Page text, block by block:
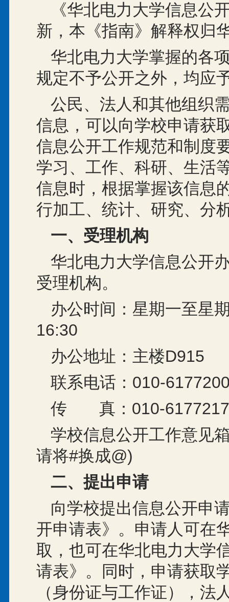
《华北电力大学信息公
新，本《指南》解释权归
华北电力大学掌握的各
规定不予公开之外，均应
公民、法人和其他组织
信息，可以向学校申请获
信息公开工作规范和制度
学习、工作、科研、生活
信息时，根据掌握该信息
行加工、统计、研究、分
一、受理机构
华北电力大学信息公开
受理机构。
办公时间：星期一至星
16:30
办公地址：主楼D915
联系电话：010-
传 真：010-
学校信息公开工作意见
请将#换成@)
二、提出申请
向学校提出信息公开申
开申请表》。申请人可在
取，也可在华北电力大学
请表》。同时，申请获取
（身份证与工作证），